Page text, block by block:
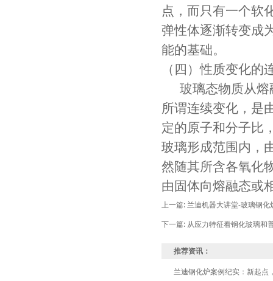
点，而只有一个软
弹性体逐渐转变成
能的基础。
（四）性质变化的
玻璃态物质从熔
所谓连续变化，是
定的原子和分子比
玻璃形成范围内，
然随其所含各氧化
由固体向熔融态或
上一篇: 兰迪机器大讲堂-玻璃钢化
下一篇: 从应力特征看钢化玻璃和
推荐资讯：
兰迪钢化炉案例纪实：新起点